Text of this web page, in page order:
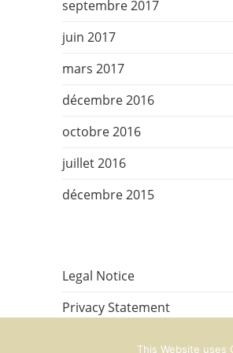
septembre 2017
juin 2017
mars 2017
décembre 2016
octobre 2016
juillet 2016
décembre 2015
Legal Notice
Privacy Statement
This Website